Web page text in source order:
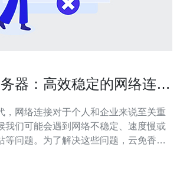
器：高效稳定的网络连接
，网络连接对于个人和企业来说至关重
我们可能会遇到网络不稳定、速度慢或
等问题。为了解决这些问题，云免香港
拟专用网络（VPN）连接到位于香港的